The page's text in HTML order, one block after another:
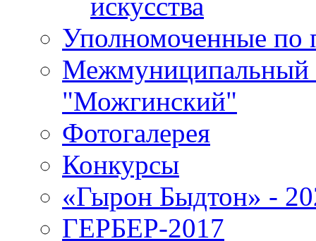
Уполномоченные по
Межмуниципальный
"Можгинский"
Фотогалерея
Конкурсы
«Гырон Быдтон» -
ГЕРБЕР-2017